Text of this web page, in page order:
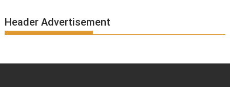
Header Advertisement